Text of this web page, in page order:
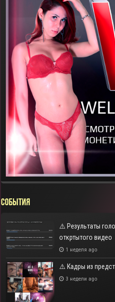
СОБЫТИЯ
⚠️ Результаты
откртытого видео
1 неделя ago
⚠️ Кадры из
3 недели ago